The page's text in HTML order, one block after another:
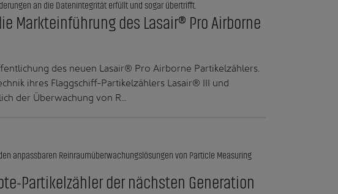
an die Datenintegrität erfüllt und sogar übertrifft.
Markteinführung des Lasair® Pro Airborne
des neuen Lasair® Pro Airborne Partikelzählers.
ihres Flaggschiff-Partikelzählers Lasair® III und
der Überwachung von R…
anpassbaren Reinraumüberwachungslösungen von Particle Measuring
Partikelzähler der nächsten Generation